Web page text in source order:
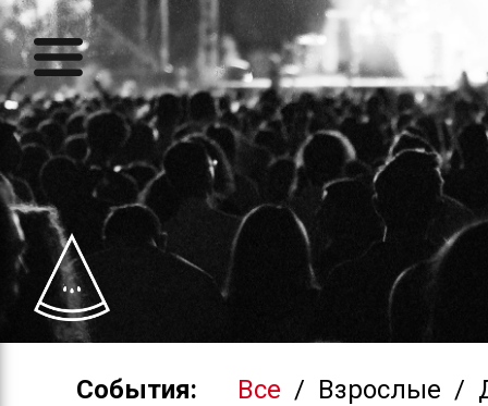
События: Все / Взрослые /